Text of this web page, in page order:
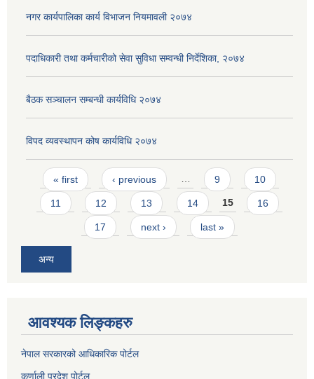
नगर कार्यपालिका कार्य विभाजन नियमावली २०७४
पदाधिकारी तथा कर्मचारीको सेवा सुविधा सम्वन्धी निर्देशिका, २०७४
बैठक सञ्चालन सम्बन्धी कार्यविधि २०७४
विपद व्यवस्थापन कोष कार्यविधि २०७४
Pages
« first ‹ previous … 9 10
11 12 13 14 15 16
17 next › last »
अन्य
आवश्यक लिङ्कहरु
नेपाल सरकारको आधिकारिक पोर्टल
कर्णाली प्रदेश पोर्टल